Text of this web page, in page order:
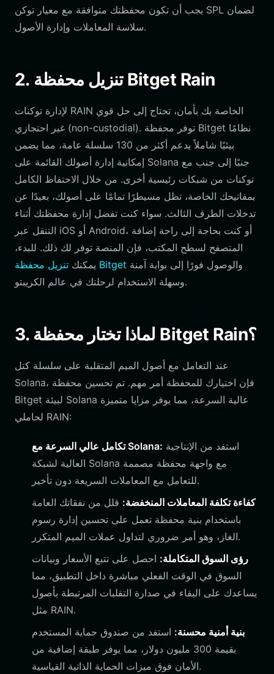
يجب أن تكون محفظتك متوافقة مع معيار توكن SPL لضمان
سلاسة المعاملات وإدارة الأصول.
2. تنزيل محفظة Bitget Rain
لإدارة توكنات RAIN الخاصة بك بأمان، تحتاج إلى حل قوي
غير احتجازي (non-custodial). توفر محفظة Bitget نظامًا
بيئيًا شاملاً يدعم أكثر من 130 سلسلة عامة، مما يضمن
إمكانية إدارة أصولك القائمة على Solana جنبًا إلى جنب مع
توكنات من شبكات رئيسية أخرى. من خلال الاحتفاظ الكامل
بمفاتيحك الخاصة، تظل مسيطرًا تمامًا على أصولك، بعيدًا عن
تدخلات الطرف الثالث. سواء كنت تفضل إدارة محفظتك أثناء
التنقل عبر iOS أو Android، أو كنت بحاجة إلى راحة إضافة
المتصفح لسطح المكتب، فإن المنصة توفر لك ذلك. للبدء،
يمكنك تنزيل محفظة Bitget
وسهلة الاستخدام لرحلتك في عالم الكريبتو.
3. لماذا تختار محفظة Bitget Rain؟
عند التعامل مع أصول الميم المتقلبة على سلسلة كتل
Solana، فإن اختيارك للمحفظة أمر مهم. تم تحسين محفظة
Bitget لبيئة Solana عالية السرعة، مما يوفر مزايا متميزة
لحاملي RAIN:
تكامل عالي السرعة مع Solana:
العالية لشبكة Solana مع واجهة محفظة مصممة
للتعامل مع المعاملات السريعة دون تأخير.
كفاءة تكلفة المعاملات المنخفضة: قلل من نفقاتك العامة
باستخدام بنية محفظة تعمل على تحسين إدارة رسوم
الغاز، وهو أمر ضروري لتداول عملات الميم المتكرر.
رؤى السوق المتكاملة: احصل على تتبع الأسعار وبيانات
السوق في الوقت الفعلي مباشرة داخل التطبيق، مما
يساعدك على البقاء في صدارة التقلبات المرتبطة بأصول
مثل RAIN.
بنية أمنية محسنة: استفد من صندوق حماية المستخدم
بقيمة 300 مليون دولار، مما يوفر طبقة إضافية من
الأمان فوق ميزات الحماية الذاتية القياسية.